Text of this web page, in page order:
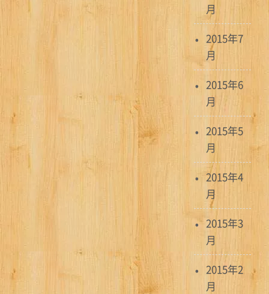
月
2015年7
月
2015年6
月
2015年5
月
2015年4
月
2015年3
月
2015年2
月